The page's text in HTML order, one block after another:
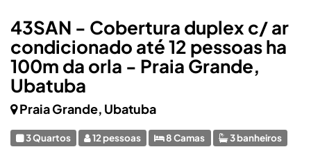
43SAN - Cobertura duplex c/ ar
condicionado até 12 pessoas ha
100m da orla - Praia Grande,
Ubatuba
Praia Grande, Ubatuba
3 Quartos 12 pessoas 8 Camas 3 banheiros